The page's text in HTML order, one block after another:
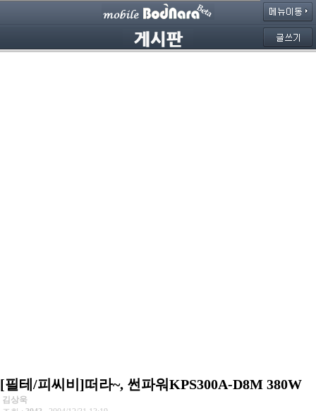
[필테/피씨비]떠라~, 썬파워KPS300A-D8M 380W
김상욱